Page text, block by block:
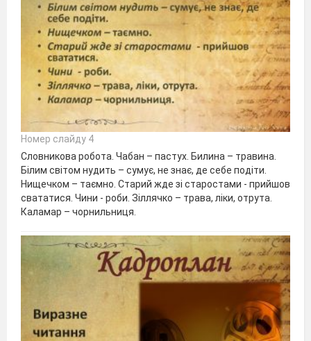
Номер слайду 4
Словникова робота. Чабан – пастух. Билина – травина.
Білим світом нудить – сумує, не знає, де себе подіти.
Нищечком – таємно. Старий жде зі старостами - прийшов
свататися. Чини - роби. Зіллячко – трава, ліки, отрута.
Каламар – чорнильниця.